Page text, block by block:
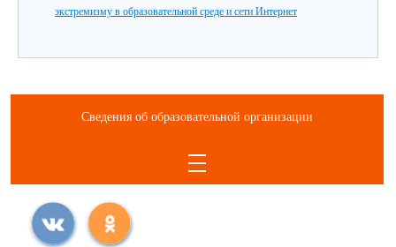
экстремизму в образовательной среде и сети Интернет
Сведения об образовательной организации